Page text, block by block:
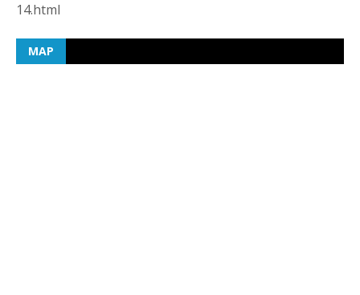
14.html
MAP